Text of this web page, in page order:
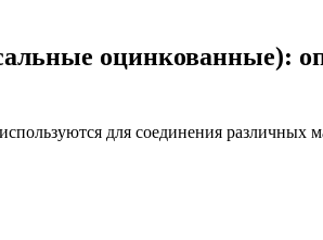
оцинкованные):
для соединения различных